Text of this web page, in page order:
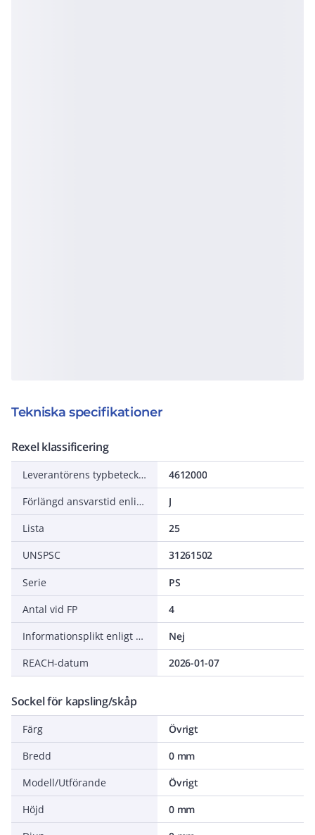
Tekniska specifikationer
Rexel klassificering
Leverantörens typbeteckning
4612000
Förlängd ansvarstid enligt ALEM-09
J
Lista
25
UNSPSC
31261502
Serie
PS
Antal vid FP
4
Informationsplikt enligt REACH
Nej
REACH-datum
2026-01-07
Sockel för kapsling/skåp
Färg
Övrigt
Bredd
0 mm
Modell/Utförande
Övrigt
Höjd
0 mm